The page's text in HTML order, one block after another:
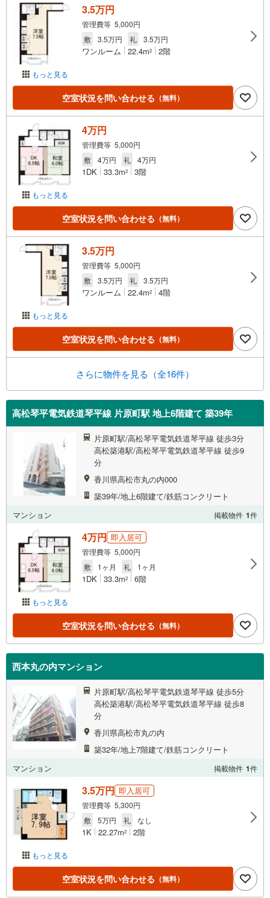
もっと見る
3.5万円
管理費等 5,000円
敷
3.5万円 礼 3.5万円
ワンルーム 22.4m2 2階
空室状況を問い合わせる （無料）
もっと見る
4万円
管理費等 5,000円
敷
4万円 礼 4万円
1DK 33.3m2 3階
空室状況を問い合わせる （無料）
もっと見る
3.5万円
管理費等 5,000円
敷
3.5万円 礼 3.5万円
ワンルーム 22.4m2 4階
空室状況を問い合わせる （無料）
さらに物件を見る（全16件）
高松琴平電気鉄道琴平線 片原町駅 地上6階建て 築39年
片原町駅/高松琴平電気鉄道琴平線 徒歩3分
高松築港駅/高松琴平電気鉄道琴平線 徒歩9
分
香川県高松市丸の内000
築39年/地上6階建て/鉄筋コンクリート
マンション
掲載物件 1件
もっと見る
4万円 即入居可
管理費等 5,000円
敷
1ヶ月 礼 1ヶ月
1DK 33.3m2 6階
空室状況を問い合わせる （無料）
西本丸の内マンション
片原町駅/高松琴平電気鉄道琴平線 徒歩5分
高松築港駅/高松琴平電気鉄道琴平線 徒歩8
分
香川県高松市丸の内
築32年/地上7階建て/鉄筋コンクリート
マンション
掲載物件 1件
もっと見る
3.5万円 即入居可
管理費等 5,300円
敷
5万円 礼 なし
1K 22.27m2 2階
空室状況を問い合わせる （無料）